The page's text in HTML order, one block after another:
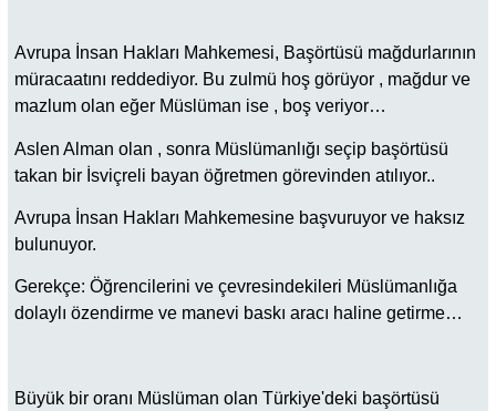
Avrupa İnsan Hakları Mahkemesi, Başörtüsü mağdurlarının
müracaatını reddediyor. Bu zulmü hoş görüyor , mağdur ve
mazlum olan eğer Müslüman ise , boş veriyor…
Aslen Alman olan , sonra Müslümanlığı seçip başörtüsü
takan bir İsviçreli bayan öğretmen görevinden atılıyor..
Avrupa İnsan Hakları Mahkemesine başvuruyor ve haksız
bulunuyor.
Gerekçe: Öğrencilerini ve çevresindekileri Müslümanlığa
dolaylı özendirme ve manevi baskı aracı haline getirme…
Büyük bir oranı Müslüman olan Türkiye'deki başörtüsü